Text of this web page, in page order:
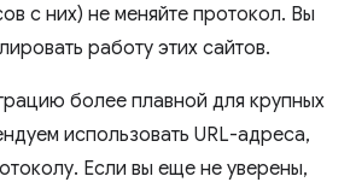
с них) не меняйте протокол. Вы
работу этих сайтов.
более плавной для крупных
использовать URL-адреса,
Если вы еще не уверены,